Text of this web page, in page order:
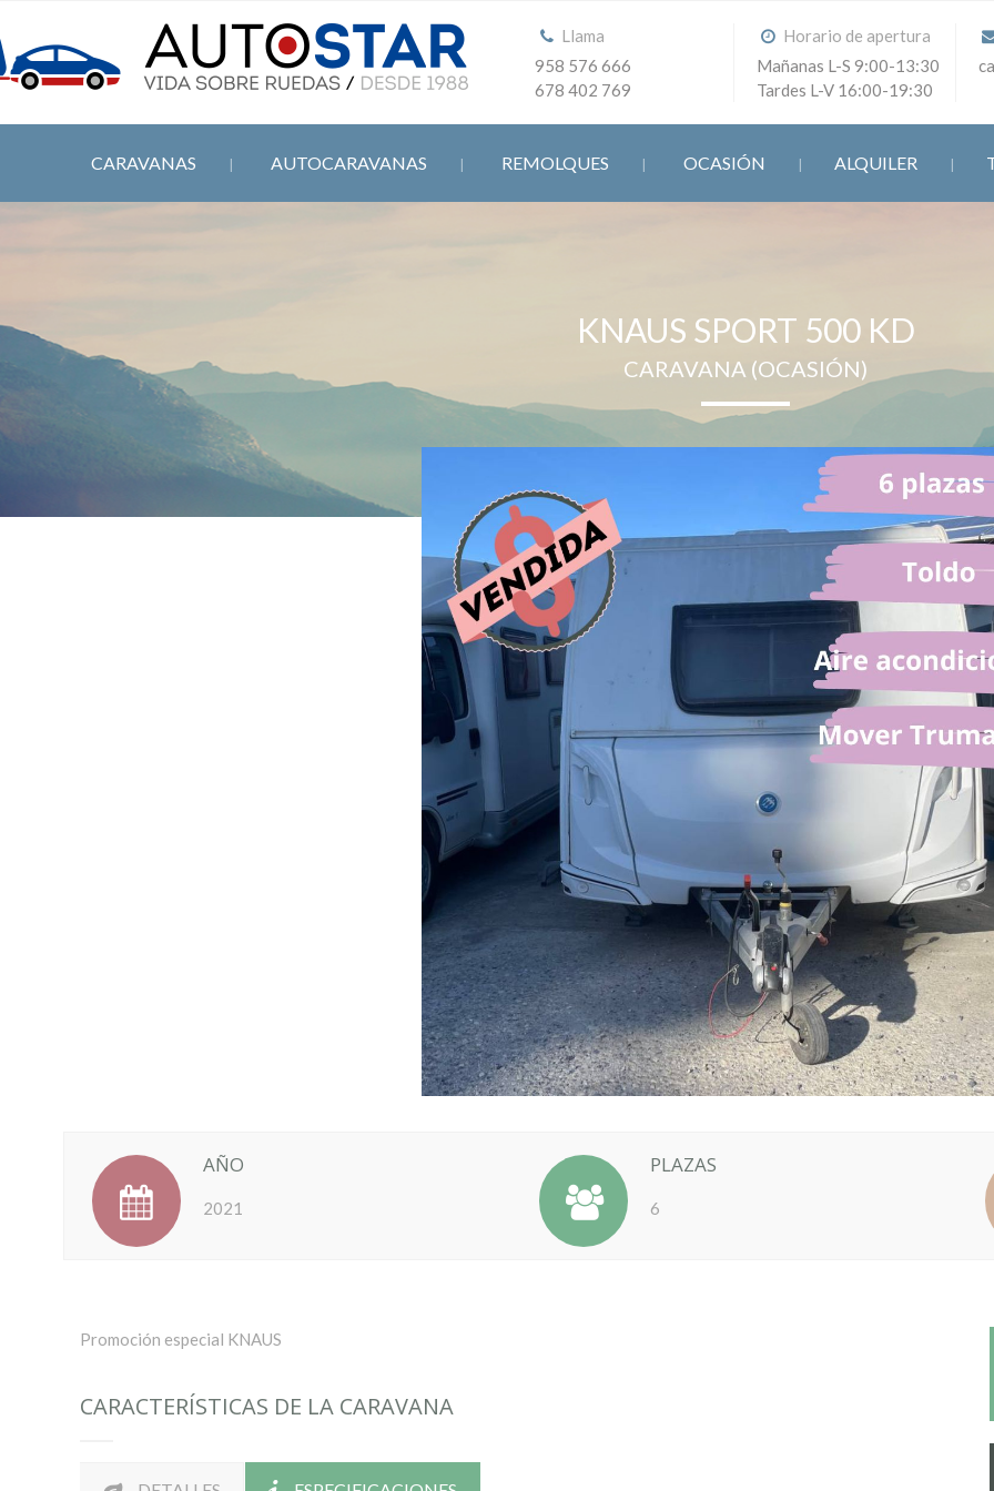
Llama
958 576 666
678 402 769
Horario de apertura
Mañanas L-S 9:00-13:30
Tardes L-V 16:00-19:30
CARAVANAS AUTOCARAVANAS REMOLQUES OCASIÓN ALQUILER
KNAUS SPORT 500 KD
CARAVANA (OCASIÓN)
AÑO
2021
PLAZAS
6
Promoción especial KNAUS
CARACTERÍSTICAS DE LA CARAVANA